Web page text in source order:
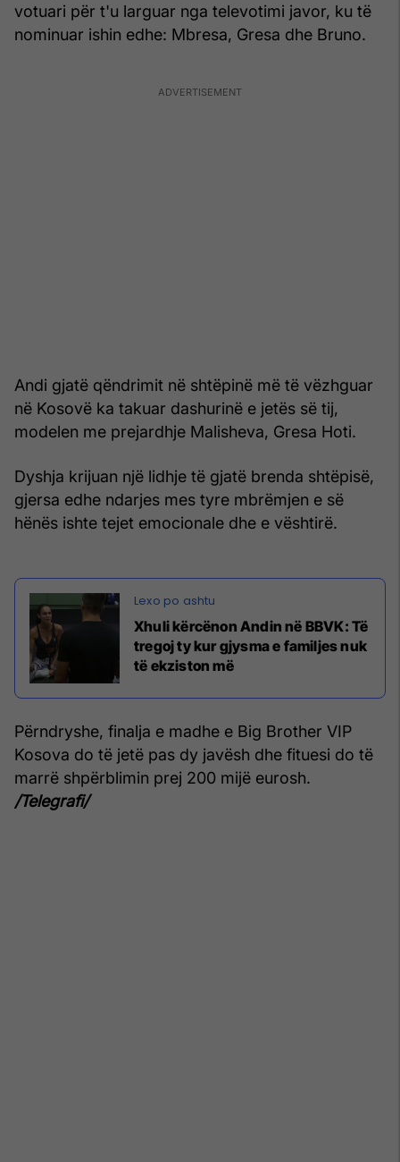
votuari për t'u larguar nga televotimi javor, ku të
nominuar ishin edhe: Mbresa, Gresa dhe Bruno.
Andi gjatë qëndrimit në shtëpinë më të vëzhguar
në Kosovë ka takuar dashurinë e jetës së tij,
modelen me prejardhje Malisheva, Gresa Hoti.
Dyshja krijuan një lidhje të gjatë brenda shtëpisë,
gjersa edhe ndarjes mes tyre mbrëmjen e së
hënës ishte tejet emocionale dhe e vështirë.
Xhuli kërcënon Andin në BBVK: Të
tregoj ty kur gjysma e familjes nuk
të ekziston më
Përndryshe, finalja e madhe e Big Brother VIP
Kosova do të jetë pas dy javësh dhe fituesi do të
marrë shpërblimin prej 200 mijë eurosh.
/Telegrafi/